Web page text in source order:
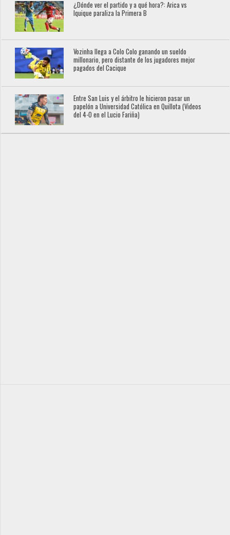
¿Dónde ver el partido y a qué hora?: Arica vs
Iquique paraliza la Primera B
Vozinha llega a Colo Colo ganando un sueldo
millonario, pero distante de los jugadores mejor
pagados del Cacique
Entre San Luis y el árbitro le hicieron pasar un
papelón a Universidad Católica en Quillota (Videos
del 4-0 en el Lucio Fariña)